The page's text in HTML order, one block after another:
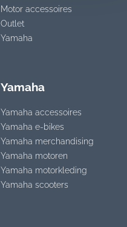
Motor accessoires
Outlet
Yamaha
Yamaha
Yamaha accessoires
Yamaha e-bikes
Yamaha merchandising
Yamaha motoren
Yamaha motorkleding
Yamaha scooters